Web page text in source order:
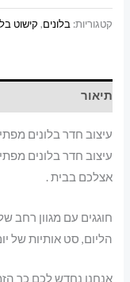
הולדת
קטגוריות: בלונים, קישוט
תיאור
עיצוב חדר בלונים
עיצוב חדר בלונים
אצלכם בבית .
חוגגים עם מגוון רחב
הליום, סט אותיות של
אנחנו נחדש לכם כך